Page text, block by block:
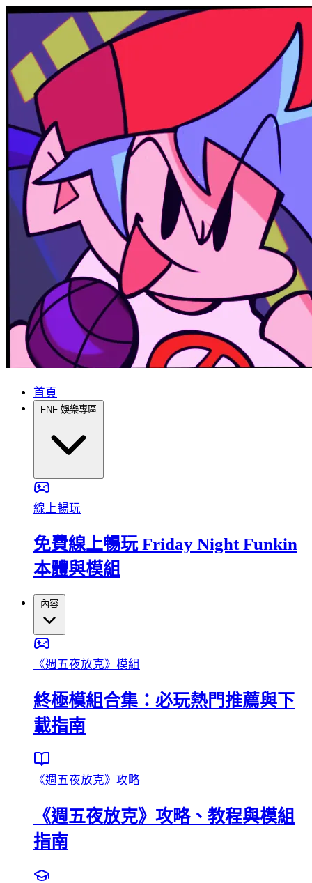
首頁
線上暢玩
免費線上暢玩 Friday Night Funkin
本體與模組
《週五夜放克》模組
終極模組合集：必玩熱門推薦與下
載指南
《週五夜放克》攻略
《週五夜放克》攻略、教程與模組
指南